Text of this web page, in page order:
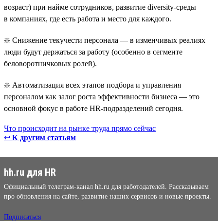
возраст) при найме сотрудников, развитие diversity-среды
в компаниях, где есть работа и место для каждого.
❇️ Снижение текучести персонала — в изменчивых реалиях
люди будут держаться за работу (особенно в сегменте
беловоротничковых ролей).
❇️ Автоматизация всех этапов подбора и управления
персоналом как залог роста эффективности бизнеса — это
основной фокус в работе HR-подразделений сегодня.
Что происходит на рынке труда прямо сейчас
↩ К другим статьям
hh.ru для HR
Официальный телеграм-канал hh.ru для работодателей. Рассказываем
про обновления на сайте, развитие наших сервисов и новые проекты.
Подписаться